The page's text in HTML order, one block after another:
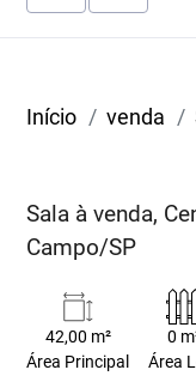
Início venda
Sala à venda,
Campo/SP
42,00 m²
Área Principal
0
Área